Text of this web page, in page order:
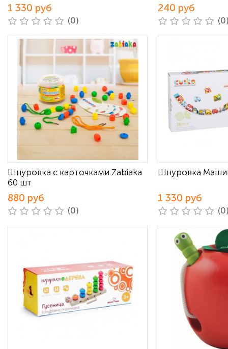
1 330 руб
(0)
240 руб
Шнуровка с карточками Zabiaka
60 шт
880 руб
(0)
Шнуровка
1 330 руб